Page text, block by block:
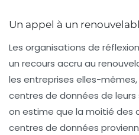
Un appel à un
Les organisations de
un recours accru au
les entreprises elles-mêmes,
centres de données de
on estime que la moitié des
centres de données